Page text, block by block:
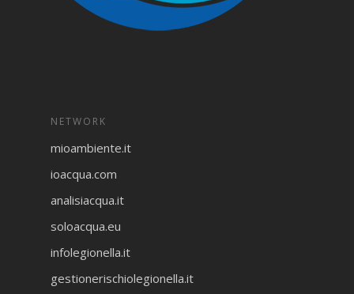
NETWORK
mioambiente.it
ioacqua.com
analisiacqua.it
soloacqua.eu
infolegionella.it
gestionerischiolegionella.it